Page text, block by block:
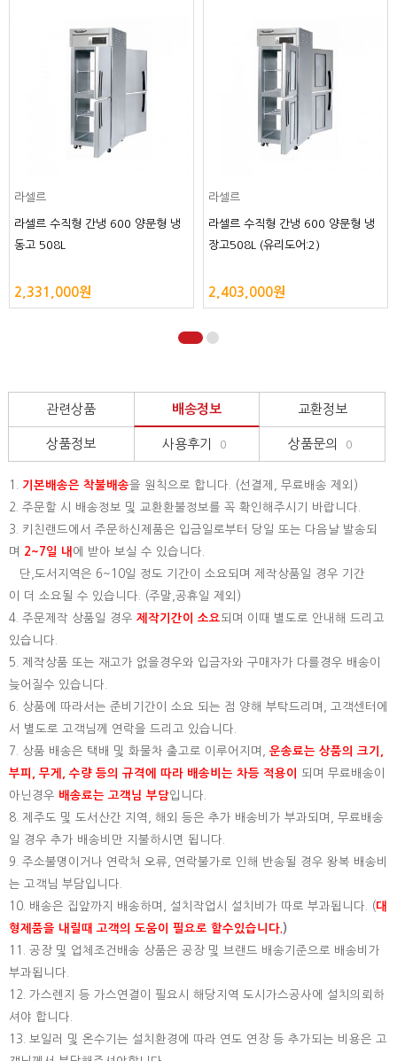
라셀르
라셀르 수직형 간냉 600 양문형 냉
동고 508L
2,331,000원
라셀르
라셀르 수직형 간냉 600 양문형 냉
장고508L (유리도어:2)
2,403,000원
관련상품 배송정보 교환정보
상품정보 사용후기 0 상품문의 0
1. 기본배송은 착불배송을 원칙으로 합니다. (선결제, 무료배송 제외)
2. 주문할 시 배송정보 및 교환환불정보를 꼭 확인해주시기 바랍니다.
3. 키친랜드에서 주문하신제품은 입금일로부터 당일 또는 다음날 발송되
며
2~7일 내 에 받아 보실 수 있습니다.
단,도서지역은 6~10일 정도 기간이 소요되며 제작상품일 경우 기간
이 더 소요될 수 있습니다. (주말,공휴일 제외)
4. 주문제작 상품일 경우 제작기간이 소요되며 이때 별도로 안내해 드리고
있습니다.
5. 제작상품 또는 재고가 없을경우와 입금자와 구매자가 다를경우 배송이
늦어질수 있습니다.
6. 상품에 따라서는 준비기간이 소요 되는 점 양해 부탁드리며, 고객센터에
서 별도로 고객님께 연락을 드리고 있습니다.
7. 상품 배송은 택배 및 화물차 출고로 이루어지며, 운송료는 상품의 크기,
부피, 무게, 수량 등의 규격에 따라 배송비는 차등 적용이
되며 무료배송이
아닌경우 배송료는 고객님 부담입니다.
8. 제주도 및 도서산간 지역, 해외 등은 추가 배송비가 부과되며, 무료배송
일 경우 추가 배송비만 지불하시면 됩니다.
9. 주소불명이거나 연락처 오류, 연락불가로 인해 반송될 경우 왕복 배송비
는 고객님 부담입니다.
10. 배송은 집앞까지 배송하며, 설치작업시 설치비가 따로 부과됩니다. (대
형제품을 내릴때 고객의 도움이 필요로 할수있습니다. )
11. 공장 및 업체조건배송 상품은 공장 및 브랜드 배송기준으로 배송비가
부과됩니다.
12. 가스렌지 등 가스연결이 필요시 해당지역 도시가스공사에 설치의뢰하
셔야 합니다.
13. 보일러 및 온수기는 설치환경에 따라 연도 연장 등 추가되는 비용은 고